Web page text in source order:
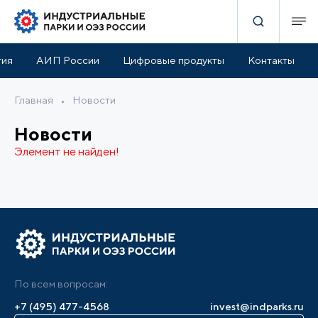
АИП России Цифровые продукты Контакты
Главная • Новости
Новости
Элемент не найден!
По всем вопросам:
+7 (495) 477-4568
invest@indparks.ru